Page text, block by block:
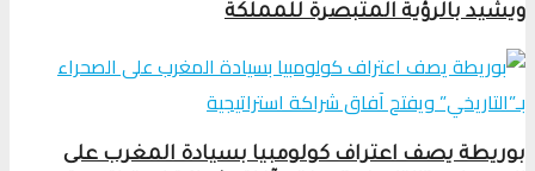
ويشيد بالرؤية المتبصرة للمملكة
بوريطة يصف اعتراف كولومبيا بسيادة المغرب على